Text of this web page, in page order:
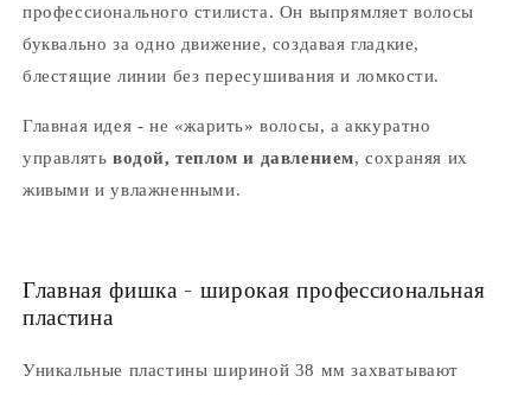
профессионального стилиста. Он выпрямляет волосы
буквально за одно движение, создавая гладкие,
блестящие линии без пересушивания и ломкости.
Главная идея - не «жарить» волосы, а аккуратно
управлять водой, теплом и давлением, сохраняя их
живыми и увлажненными.
Главная фишка - широкая профессиональная
пластина
Уникальные пластины шириной 38 мм захватывают